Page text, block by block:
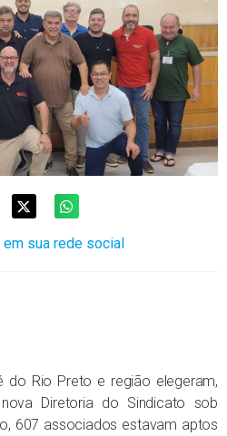
sua rede social
do Rio Preto e região elegeram,
Diretoria do Sindicato sob
607 associados estavam aptos